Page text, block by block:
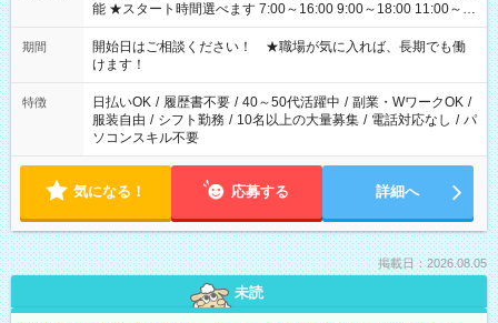
能 ★スタート時間選べます 7:00～16:00 9:00～18:00 11:00～
20:00 など 残業なし！ ※Wワークの場合、他のお仕事と合わせ
週40時間超の就業はご案内できません ※法令に基づき、週20時
間以上勤務は社会保険への加入対象となります ※労働者派遣法
（日雇い派遣の原則禁止）により、短時間・短期間の就業はご
案内が難しい場合があります
期間
開始日はご相談ください！ ★職場が気に入れば、長期でも働
けます！
特徴 日払いOK / 履歴書不要 / 40～50代活躍中 / 副業・WワークOK /
服装自由 / シフト勤務 / 10名以上の大量募集 / 電話対応なし / パ
ソコンスキル不要
気になる！ 応募する 詳細へ
掲載日：2026.08.05
未読